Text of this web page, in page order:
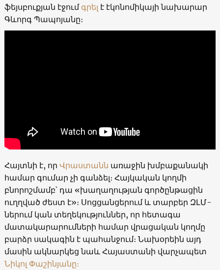
ֆեյսբուքյան էջում գրել է էկոնոմիկայի նախարար
Գևորգ Պապոյանը։
Հայտնի է, որ Վրաստանն առաջին խմբաքանակի
համար գումար չի գանձել։ Հայկական կողմի
բնորոշմամբ՝ դա «խաղաղության գործընթացին
ուղղված ժեստ է»։ Սոցցանցերում և տարբեր ԶԼՄ-
ներում կան տեղեկություններ, որ հետագա
մատակարարումների համար վրացական կողմը
բարձր սակագին է պահանջում։ Նախօրեին այդ
մասին ակնարկեց նաև Հայաստանի վարչապետ
Նիկոլ Փաշինյանը։